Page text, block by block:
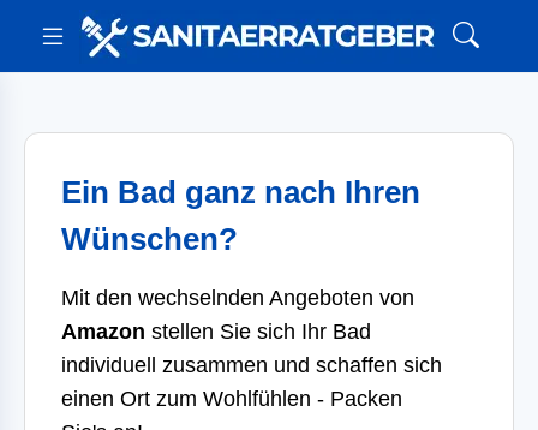
Ein Bad ganz nach Ihren
Wünschen?
Mit den wechselnden Angeboten von
Amazon stellen Sie sich Ihr Bad
individuell zusammen und schaffen sich
einen Ort zum Wohlfühlen - Packen